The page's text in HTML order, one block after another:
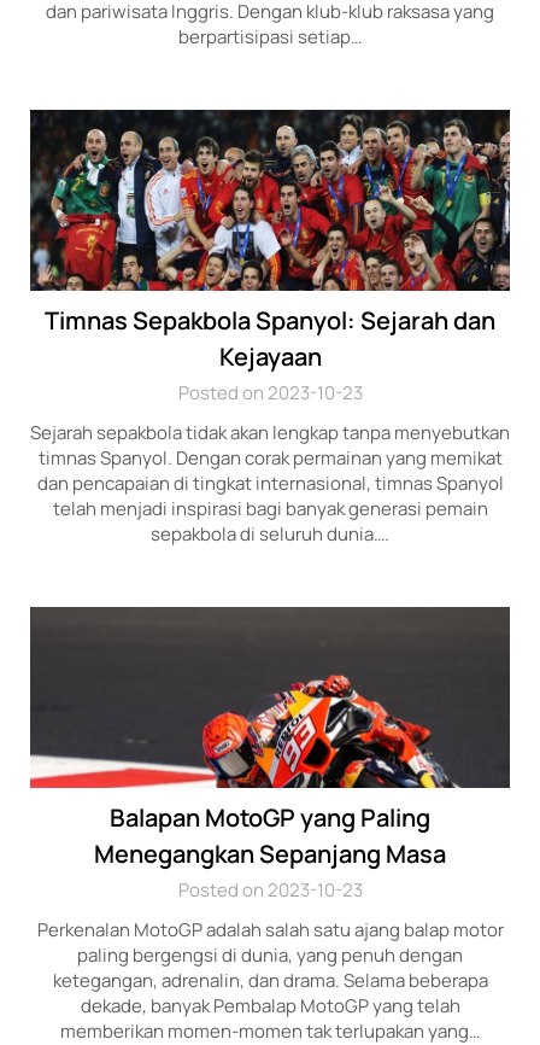
dan pariwisata Inggris. Dengan klub-klub raksasa yang
berpartisipasi setiap…
Timnas Sepakbola Spanyol: Sejarah dan
Kejayaan
Posted on 2023-10-23
Sejarah sepakbola tidak akan lengkap tanpa menyebutkan
timnas Spanyol. Dengan corak permainan yang memikat
dan pencapaian di tingkat internasional, timnas Spanyol
telah menjadi inspirasi bagi banyak generasi pemain
sepakbola di seluruh dunia….
Balapan MotoGP yang Paling
Menegangkan Sepanjang Masa
Posted on 2023-10-23
Perkenalan MotoGP adalah salah satu ajang balap motor
paling bergengsi di dunia, yang penuh dengan
ketegangan, adrenalin, dan drama. Selama beberapa
dekade, banyak Pembalap MotoGP yang telah
memberikan momen-momen tak terlupakan yang…